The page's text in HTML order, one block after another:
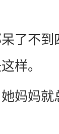
了不到
样。
妈妈就